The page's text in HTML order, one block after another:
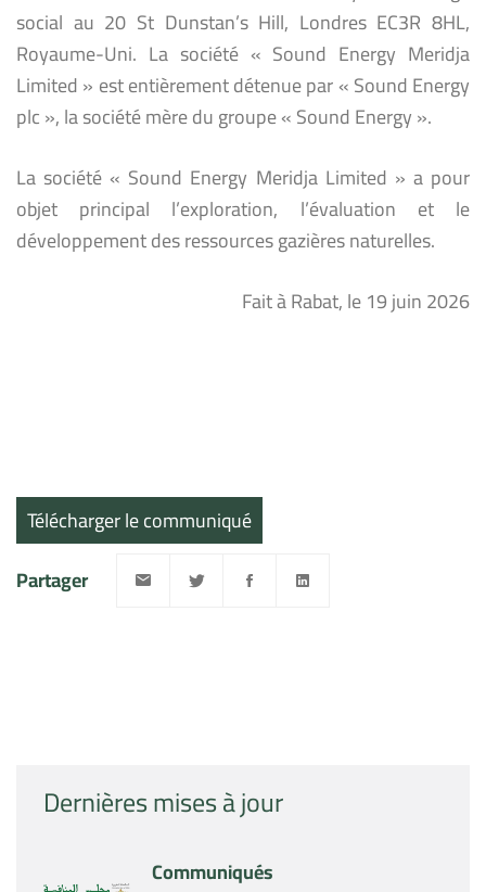
Dernières mises à jour
Communiqués
social au 20 St Dunstan’s Hill, Londres EC3R 8HL,
Royaume-Uni. La société « Sound Energy Meridja
Limited » est entièrement détenue par « Sound Energy
plc », la société mère du groupe « Sound Energy ».
La société « Sound Energy Meridja Limited » a pour
objet principal l’exploration, l’évaluation et le
développement des ressources gazières naturelles.
Fait à Rabat, le 19 juin 2026
Télécharger le communiqué
Partager